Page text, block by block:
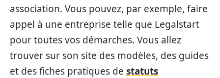
association. Vous pouvez, par exemple, faire
appel à une entreprise telle que Legalstart
pour toutes vos démarches. Vous allez
trouver sur son site des modèles, des guides
et des fiches pratiques de statuts